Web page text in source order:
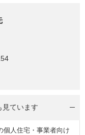
見ています
個人住宅・事業者向け